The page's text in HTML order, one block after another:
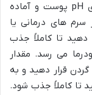
سپس از یک تونر مناسب برای متعادل سازی pH پوست و آماده
سرم های درمانی یا
دهید تا کاملاً جذب
می رسد. مقدار
قرار دهید و به
تا کاملاً جذب شود.